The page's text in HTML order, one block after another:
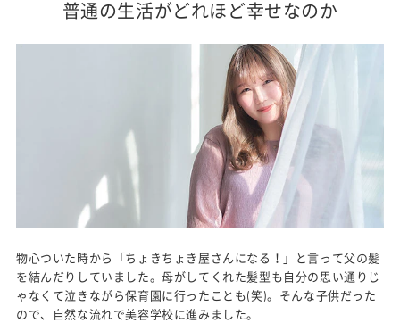
普通の生活がどれほど幸せなのか
物心ついた時から「ちょきちょき屋さんになる！」と言って父の髪
を結んだりしていました。母がしてくれた髪型も自分の思い通りじ
ゃなくて泣きながら保育園に行ったことも(笑)。そんな子供だった
ので、自然な流れで美容学校に進みました。